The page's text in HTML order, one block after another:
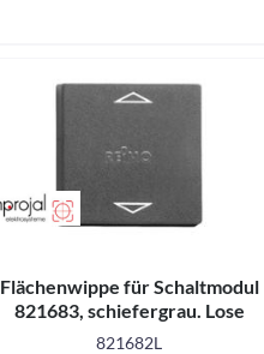
Flächenwippe für Schaltmodul
821683, schiefergrau. Lose
(unverpackt)
821682L